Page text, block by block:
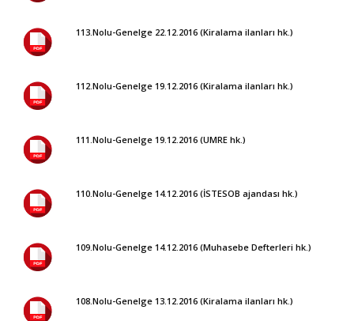
113.Nolu-Genelge 22.12.2016 (Kiralama ilanları hk.)
112.Nolu-Genelge 19.12.2016 (Kiralama ilanları hk.)
111.Nolu-Genelge 19.12.2016 (UMRE hk.)
110.Nolu-Genelge 14.12.2016 (İSTESOB ajandası hk.)
109.Nolu-Genelge 14.12.2016 (Muhasebe Defterleri hk.)
108.Nolu-Genelge 13.12.2016 (Kiralama ilanları hk.)